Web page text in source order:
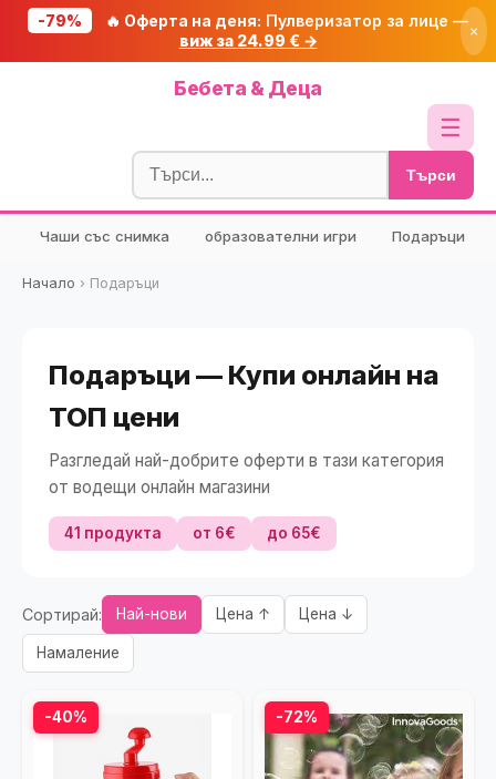
-79% 🔥 Оферта на деня: Пулверизатор за лице —
виж за 24.99 € →
×
Бебета & Деца
☰
Блог
🧮 Калкулатори
🔍 Намери продукт
Търси
Чаши със снимка образователни игри Подаръци
Начало › Подаръци
Подаръци — Купи онлайн на
ТОП цени
Разгледай най-добрите оферти в тази категория
от водещи онлайн магазини
41 продукта от 6€ до 65€
Сортирай: Най-нови Цена ↑ Цена ↓
Намаление
-40% -72%